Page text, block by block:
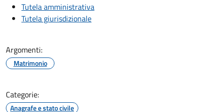
Tutela amministrativa
Tutela giurisdizionale
Argomenti:
Matrimonio
Categorie:
Anagrafe e stato civile